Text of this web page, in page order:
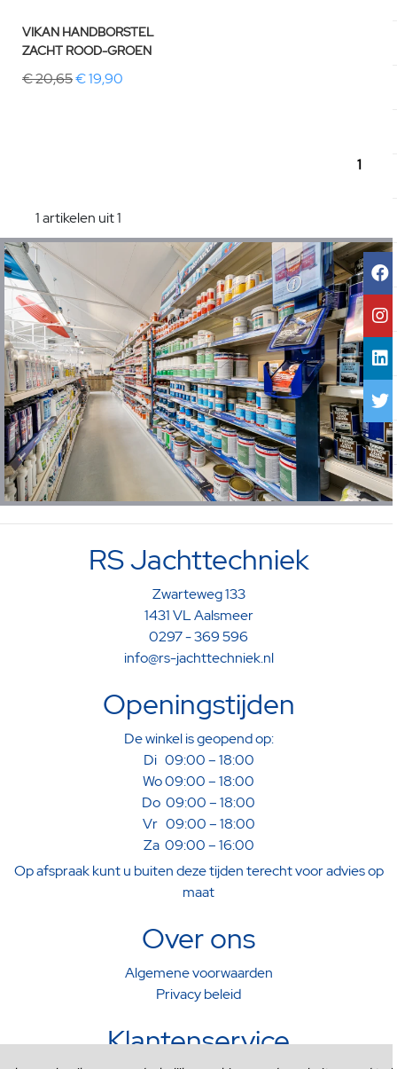
VIKAN HANDBORSTEL
ZACHT ROOD-GROEN
€ 20,65€ 19,90
1
1 artikelen uit 1
RS Jachttechniek
Zwarteweg 133
1431 VL Aalsmeer
0297 - 369 596
info@rs-jachttechniek.nl
Openingstijden
De winkel is geopend op:
Di 09:00 – 18:00
Wo 09:00 – 18:00
Do 09:00 – 18:00
Vr 09:00 – 18:00
Za 09:00 – 16:00
Op afspraak kunt u buiten deze tijden terecht voor advies op
maat
Over ons
Algemene voorwaarden
Privacy beleid
Klantenservice